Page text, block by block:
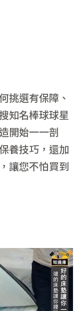
挑選有保障、
知名棒球球星
開始一一剖
養技巧，還加
讓您不怕買到